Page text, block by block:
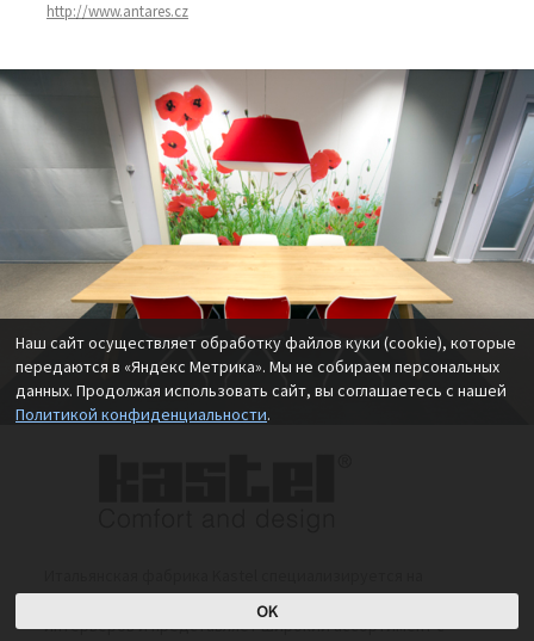
http://www.antares.cz
производстве стульев и кресел для домашних и офисных
интерьеров и представляет широкий ассортимент с
Наш сайт осуществляет обработку файлов куки (cookie), которые
передаются в «Яндекс Метрика». Мы не собираем персональных
данных. Продолжая использовать сайт, вы соглашаетесь с нашей
Политикой конфиденциальности.
OK